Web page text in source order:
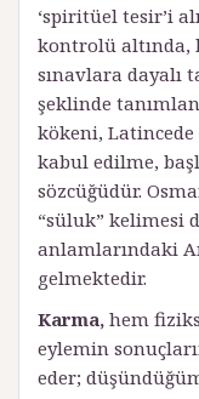
‘spiritüel tesir’i
kontrolü altında,
sınavlara dayalı
şeklinde
kökeni,
kabul edilme,
sözcüğüdür.
“süluk” kelimesi
anlamlarındaki
gelmektedir.
Karma, hem
eylemin
eder;